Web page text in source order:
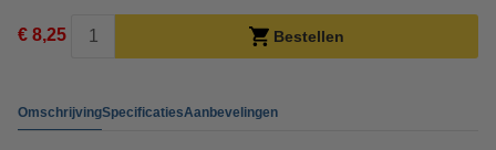
€ 8,25 Bestellen
OmschrijvingSpecificatiesAanbevelingen